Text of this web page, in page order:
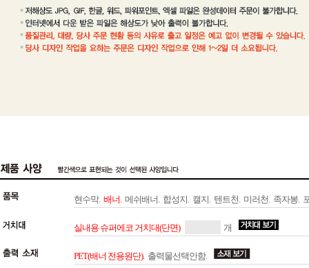
현수막. 배너. 메쉬배너. 합성지. 캘지. 텐트천. 미러천. 족자봉.
실내용 슈퍼에코 거치대(단면) 개
PET(배너 전용원단). 출력물선택안함.